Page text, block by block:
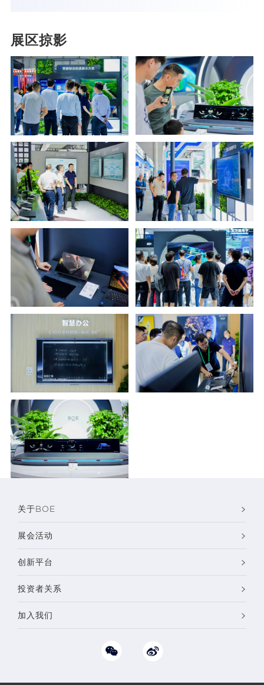
i
d
e
o
展区掠影
零碳综合能源解决方案
关于BOE
展会活动
创新平台
投资者关系
加入我们